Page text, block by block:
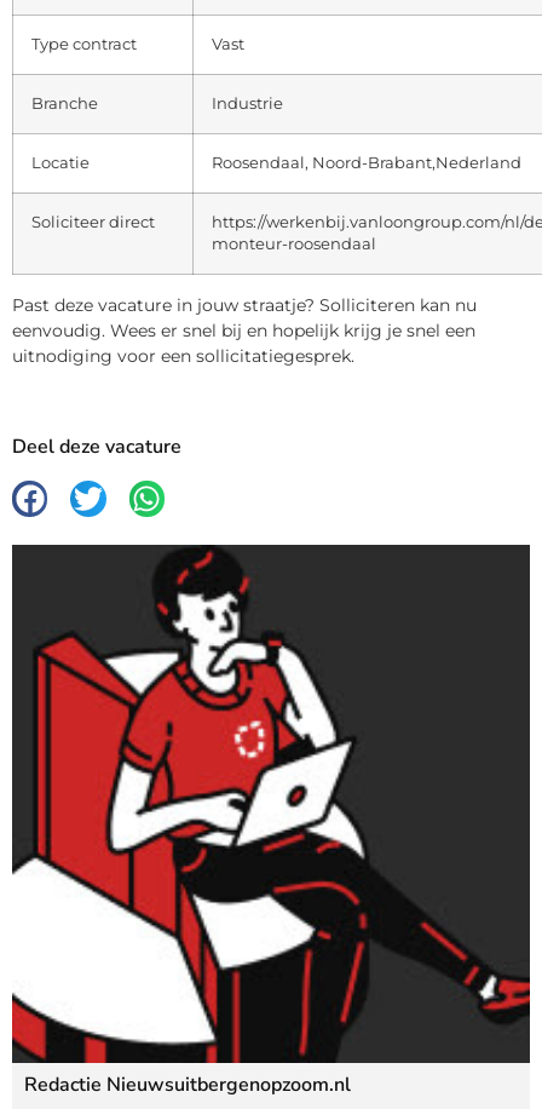
Type contract Vast
Branche Industrie
Locatie Roosendaal, Noord-Brabant,Nederland
Soliciteer direct
https://werkenbij.vanloongroup.com/nl/
monteur-roosendaal
Past deze vacature in jouw straatje? Solliciteren kan nu
eenvoudig. Wees er snel bij en hopelijk krijg je snel een
uitnodiging voor een sollicitatiegesprek.
Deel deze vacature
Redactie Nieuwsuitbergenopzoom.nl